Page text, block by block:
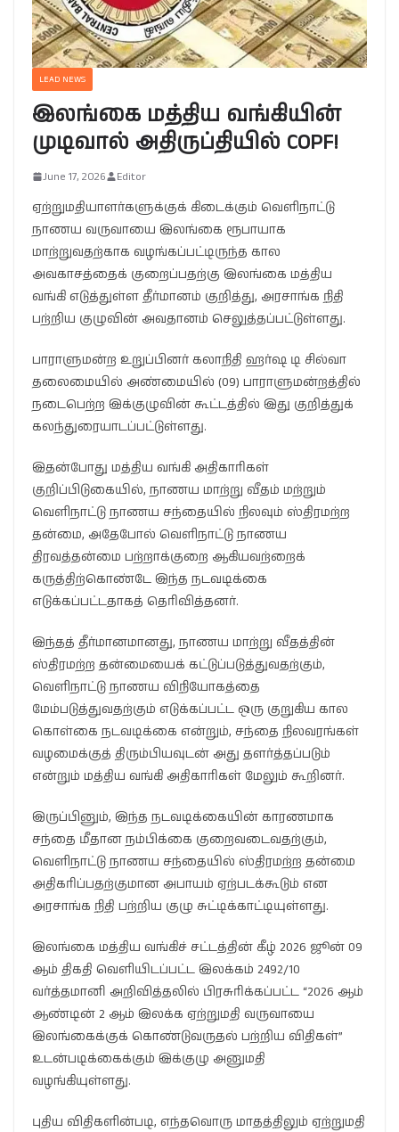
LEAD NEWS
இலங்கை மத்திய வங்கியின்
முடிவால் அதிருப்தியில் COPF!
June 17, 2026 Editor
ஏற்றுமதியாளர்களுக்குக் கிடைக்கும் வெளிநாட்டு
நாணய வருவாயை இலங்கை ரூபாயாக
மாற்றுவதற்காக வழங்கப்பட்டிருந்த கால
அவகாசத்தைக் குறைப்பதற்கு இலங்கை மத்திய
வங்கி எடுத்துள்ள தீர்மானம் குறித்து, அரசாங்க நிதி
பற்றிய குழுவின் அவதானம் செலுத்தப்பட்டுள்ளது.
பாராளுமன்ற உறுப்பினர் கலாநிதி ஹர்ஷ டி சில்வா
தலைமையில் அண்மையில் (09) பாராளுமன்றத்தில்
நடைபெற்ற இக்குழுவின் கூட்டத்தில் இது குறித்துக்
கலந்துரையாடப்பட்டுள்ளது.
இதன்போது மத்திய வங்கி அதிகாரிகள்
குறிப்பிடுகையில், நாணய மாற்று வீதம் மற்றும்
வெளிநாட்டு நாணய சந்தையில் நிலவும் ஸ்திரமற்ற
தன்மை, அதேபோல் வெளிநாட்டு நாணய
திரவத்தன்மை பற்றாக்குறை ஆகியவற்றைக்
கருத்திற்கொண்டே இந்த நடவடிக்கை
எடுக்கப்பட்டதாகத் தெரிவித்தனர்.
இந்தத் தீர்மானமானது, நாணய மாற்று வீதத்தின்
ஸ்திரமற்ற தன்மையைக் கட்டுப்படுத்துவதற்கும்,
வெளிநாட்டு நாணய விநியோகத்தை
மேம்படுத்துவதற்கும் எடுக்கப்பட்ட ஒரு குறுகிய கால
கொள்கை நடவடிக்கை என்றும், சந்தை நிலவரங்கள்
வழமைக்குத் திரும்பியவுடன் அது தளர்த்தப்படும்
என்றும் மத்திய வங்கி அதிகாரிகள் மேலும் கூறினர்.
இருப்பினும், இந்த நடவடிக்கையின் காரணமாக
சந்தை மீதான நம்பிக்கை குறைவடைவதற்கும்,
வெளிநாட்டு நாணய சந்தையில் ஸ்திரமற்ற தன்மை
அதிகரிப்பதற்குமான அபாயம் ஏற்படக்கூடும் என
அரசாங்க நிதி பற்றிய குழு சுட்டிக்காட்டியுள்ளது.
இலங்கை மத்திய வங்கிச் சட்டத்தின் கீழ் 2026 ஜூன் 09
ஆம் திகதி வெளியிடப்பட்ட இலக்கம் 2492/10
வர்த்தமானி அறிவித்தலில் பிரசுரிக்கப்பட்ட “2026 ஆம்
ஆண்டின் 2 ஆம் இலக்க ஏற்றுமதி வருவாயை
இலங்கைக்குக் கொண்டுவருதல் பற்றிய விதிகள்”
உடன்படிக்கைக்கும் இக்குழு அனுமதி
வழங்கியுள்ளது.
புதிய விதிகளின்படி, எந்தவொரு மாதத்திலும் ஏற்றுமதி